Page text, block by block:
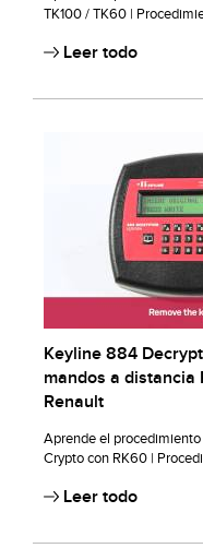
TK100 / TK60 |
Leer todo
Keyline 884
mandos a distancia
Renault
Aprende el
Crypto con RK60 |
Leer todo